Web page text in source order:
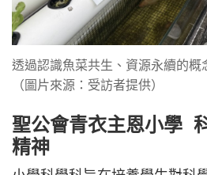
透過認識魚菜共生、資源永續的概
（圖片來源：受訪者提供）
聖公會青衣主恩小學
精神